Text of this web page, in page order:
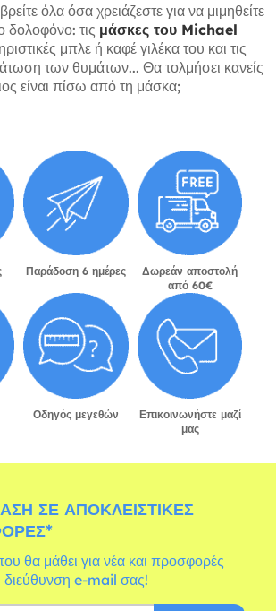
όλα όσα χρειάζεστε για να μιμηθείτε
δολοφόνο: τις μάσκες του Michael
μπλε ή καφέ γιλέκα του και τις
των θυμάτων... Θα τολμήσει κανείς
είναι πίσω από τη μάσκα;
Παράδοση 6 ημέρες
Δωρεάν αποστολή
από 60€
Οδηγός μεγεθών
Επικοινωνήστε μαζί
μας
ΣΕ ΑΠΟΚΛΕΙΣΤΙΚΈΣ
θα μάθει για νέα και προσφορές
διεύθυνση e-mail σας!